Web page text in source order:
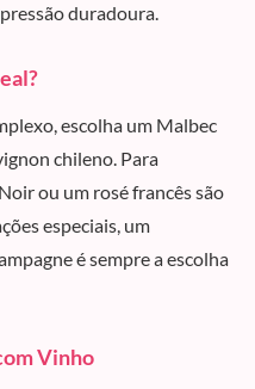
duradoura.
escolha um Malbec
chileno. Para
ou um rosé francês são
especiais, um
é sempre a escolha
Vinho